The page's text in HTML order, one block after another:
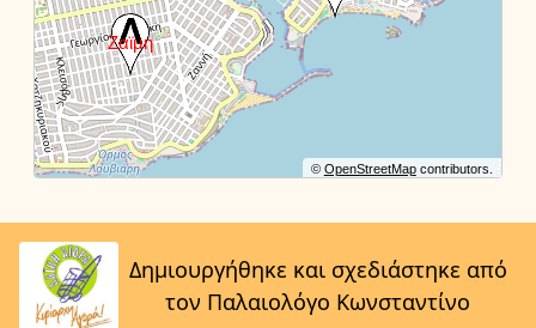
© OpenStreetMapcontributors.
Δημιουργήθηκε και σχεδιάστηκε από
τον Παλαιολόγο Κωνσταντίνο